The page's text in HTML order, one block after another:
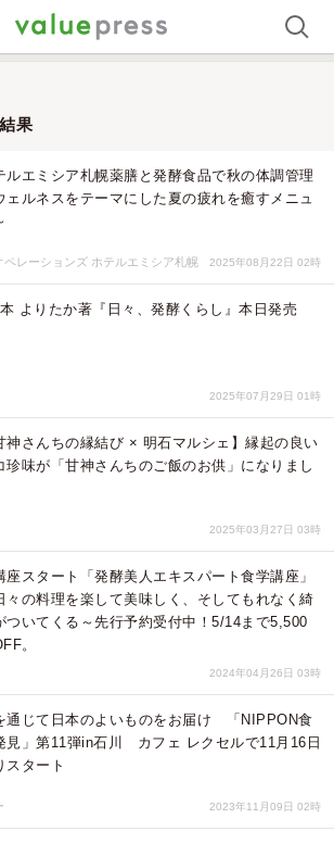
果
ルエミシア札幌薬膳と発酵食品で秋の体調管理
ェルネスをテーマにした夏の疲れを癒すメニュ
レーションズ ホテルエミシア札幌 2025年08月22日 02時
よりたか著『日々、発酵くらし』本日発売
2025年07月29日 01時
神さんちの縁結び × 明石マルシェ】縁起の良い
珍味が「甘神さんちのご飯のお供」になりまし
2025年03月27日 03時
座スタート「発酵美人エキスパート食学講座」
々の料理を楽して美味しく、そしてもれなく綺
ついてくる～先行予約受付中！5/14まで5,500
。
2024年04月26日 03時
通じて日本のよいものをお届け 「NIPPON食
見」第11弾in石川 カフェ レクセルで11月16日
スタート
2023年11月09日 02時